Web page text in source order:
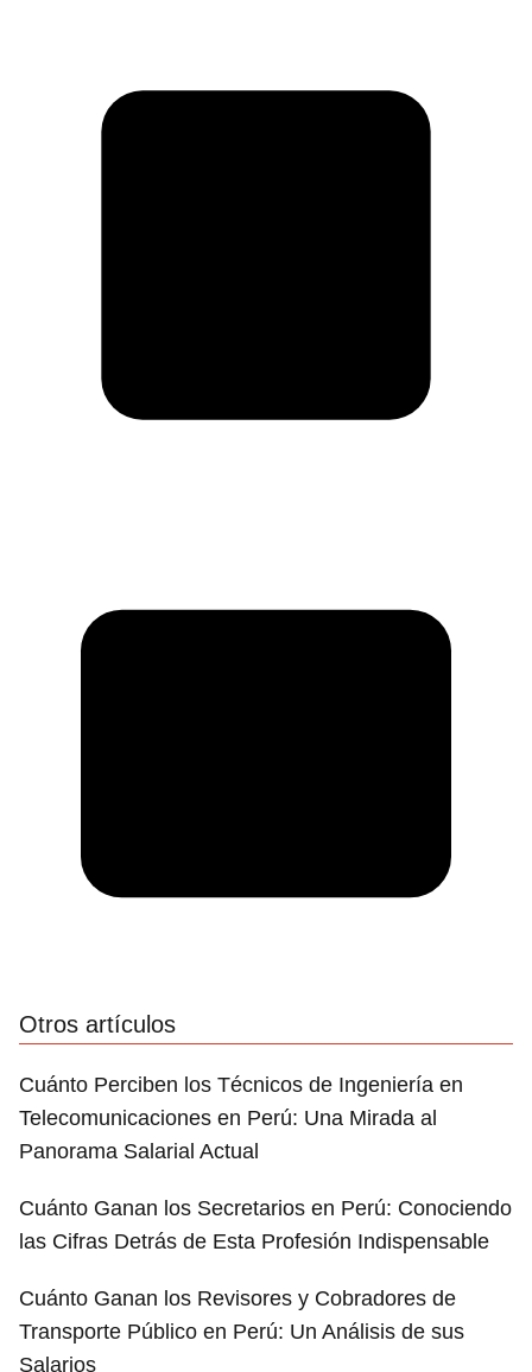
Otros artículos
Cuánto Perciben los Técnicos de Ingeniería en
Telecomunicaciones en Perú: Una Mirada al
Panorama Salarial Actual
Cuánto Ganan los Secretarios en Perú: Conociendo
las Cifras Detrás de Esta Profesión Indispensable
Cuánto Ganan los Revisores y Cobradores de
Transporte Público en Perú: Un Análisis de sus
Salarios